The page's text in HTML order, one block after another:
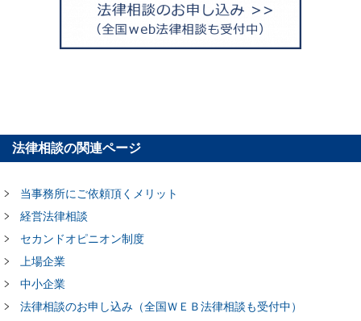
法律相談の関連ページ
当事務所にご依頼頂くメリット
経営法律相談
セカンドオピニオン制度
上場企業
中小企業
法律相談のお申し込み（全国ＷＥＢ法律相談も受付中）